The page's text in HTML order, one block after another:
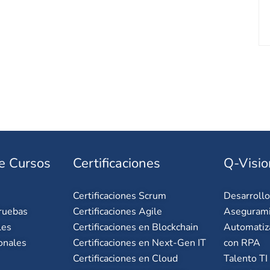
Cursos Certificaciones
Certificaciones Scrum
Certificaciones Agile
Certificaciones en Blockchain
Certificaciones en Next-Gen IT
Certificaciones en Cloud
Q-
con RPA
Talento TI